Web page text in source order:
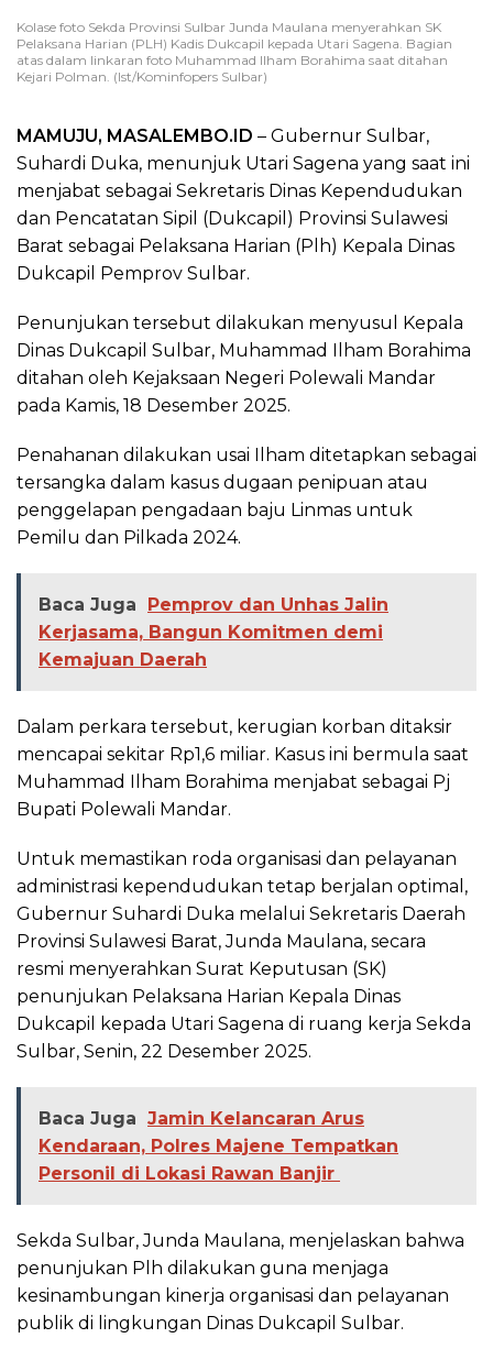
Kolase foto Sekda Provinsi Sulbar Junda Maulana menyerahkan SK
Pelaksana Harian (PLH) Kadis Dukcapil kepada Utari Sagena. Bagian
atas dalam linkaran foto Muhammad Ilham Borahima saat ditahan
Kejari Polman. (Ist/Kominfopers Sulbar)
MAMUJU, MASALEMBO.ID – Gubernur Sulbar,
Suhardi Duka, menunjuk Utari Sagena yang saat ini
menjabat sebagai Sekretaris Dinas Kependudukan
dan Pencatatan Sipil (Dukcapil) Provinsi Sulawesi
Barat sebagai Pelaksana Harian (Plh) Kepala Dinas
Dukcapil Pemprov Sulbar.
Penunjukan tersebut dilakukan menyusul Kepala
Dinas Dukcapil Sulbar, Muhammad Ilham Borahima
ditahan oleh Kejaksaan Negeri Polewali Mandar
pada Kamis, 18 Desember 2025.
Penahanan dilakukan usai Ilham ditetapkan sebagai
tersangka dalam kasus dugaan penipuan atau
penggelapan pengadaan baju Linmas untuk
Pemilu dan Pilkada 2024.
Baca Juga
Pemprov dan Unhas Jalin
Kerjasama, Bangun Komitmen demi
Kemajuan Daerah
Dalam perkara tersebut, kerugian korban ditaksir
mencapai sekitar Rp1,6 miliar. Kasus ini bermula saat
Muhammad Ilham Borahima menjabat sebagai Pj
Bupati Polewali Mandar.
Untuk memastikan roda organisasi dan pelayanan
administrasi kependudukan tetap berjalan optimal,
Gubernur Suhardi Duka melalui Sekretaris Daerah
Provinsi Sulawesi Barat, Junda Maulana, secara
resmi menyerahkan Surat Keputusan (SK)
penunjukan Pelaksana Harian Kepala Dinas
Dukcapil kepada Utari Sagena di ruang kerja Sekda
Sulbar, Senin, 22 Desember 2025.
Baca Juga Jamin Kelancaran Arus
Kendaraan, Polres Majene Tempatkan
Personil di Lokasi Rawan Banjir
Sekda Sulbar, Junda Maulana, menjelaskan bahwa
penunjukan Plh dilakukan guna menjaga
kesinambungan kinerja organisasi dan pelayanan
publik di lingkungan Dinas Dukcapil Sulbar.